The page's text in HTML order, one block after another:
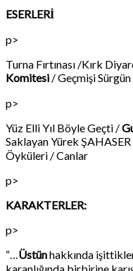
ESERLERİ
p>
Turna Fırtınası /Kırk
Komitesi / Geçmişi
p>
Yüz Elli Yıl Böyle Geçti /
Saklayan Yürek
Öyküleri / Canlar
p>
KARAKTERLER:
p>
“…Üstünhakkında